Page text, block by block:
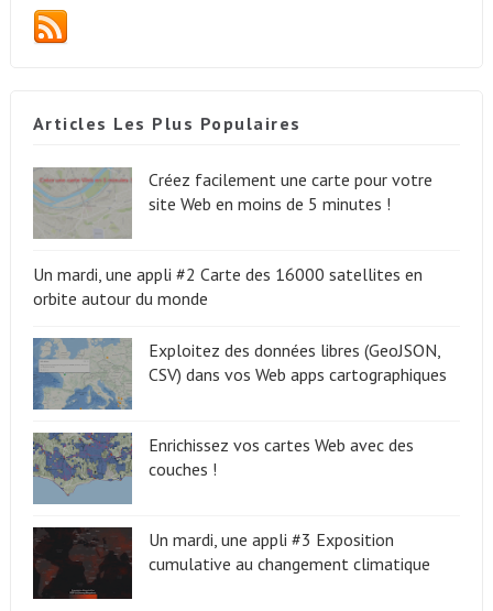
Articles Les Plus Populaires
Créez facilement une carte pour votre
site Web en moins de 5 minutes !
Un mardi, une appli #2 Carte des 16000 satellites en
orbite autour du monde
Exploitez des données libres (GeoJSON,
CSV) dans vos Web apps cartographiques
Enrichissez vos cartes Web avec des
couches !
Un mardi, une appli #3 Exposition
cumulative au changement climatique